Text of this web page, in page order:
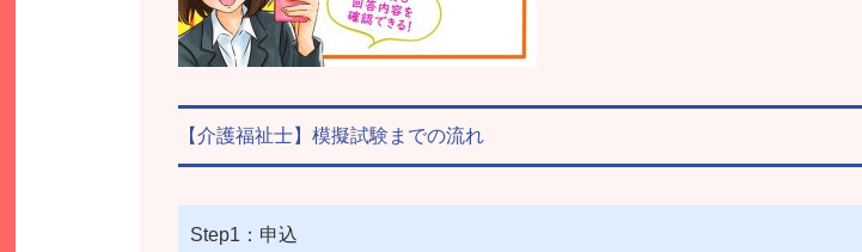
【介護福祉士】模擬試験までの流れ
Step1：申込